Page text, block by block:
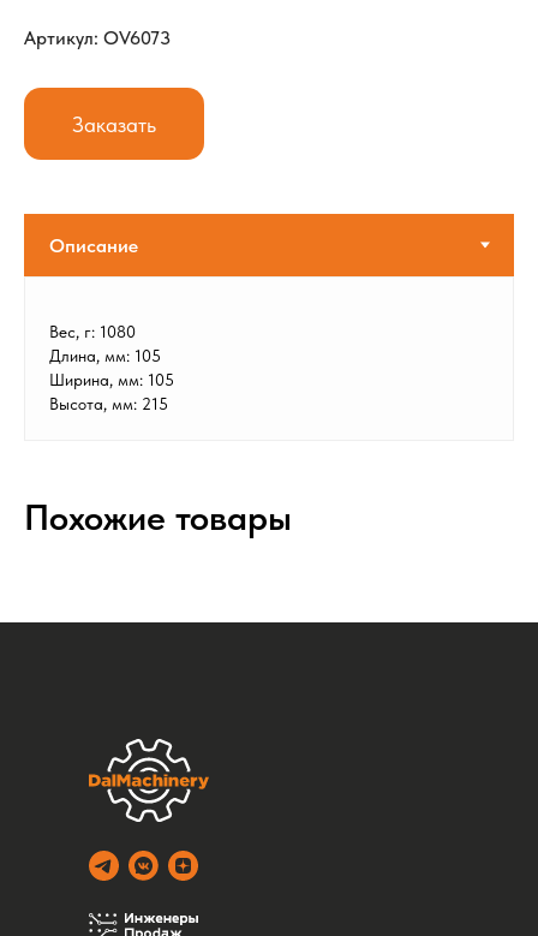
Артикул: OV6073
Заказать
Вес, г: 1080
Длина, мм: 105
Ширина, мм: 105
Высота, мм: 215
Похожие товары